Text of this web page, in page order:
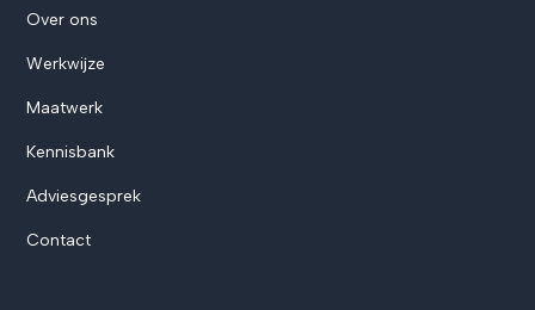
Over ons
Werkwijze
Maatwerk
Kennisbank
Adviesgesprek
Contact